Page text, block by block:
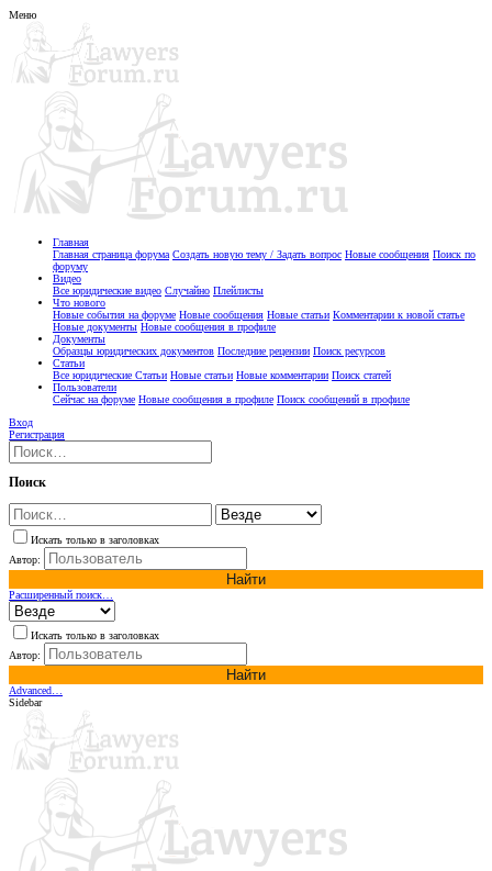
Меню
Главная
Главная страница форума Создать новую тему / Задать вопрос Новые сообщения Поиск по
форуму
Видео
Все юридические видео Случайно Плейлисты
Что нового
Новые события на форуме Новые сообщения Новые статьи Комментарии к новой статье
Новые документы Новые сообщения в профиле
Документы
Образцы юридических документов Последние рецензии Поиск ресурсов
Статьи
Все юридические Статьи Новые статьи Новые комментарии Поиск статей
Пользователи
Сейчас на форуме Новые сообщения в профиле Поиск сообщений в профиле
Вход
Регистрация
Поиск
Искать только в заголовках
Автор:
Найти
Расширенный поиск…
Искать только в заголовках
Автор:
Найти
Advanced…
Sidebar